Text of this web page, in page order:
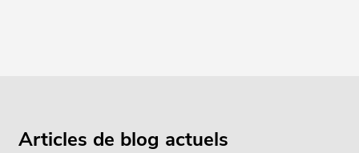
Articles de blog actuels